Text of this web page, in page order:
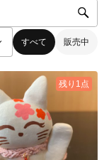
すべて 販売中
残り1点